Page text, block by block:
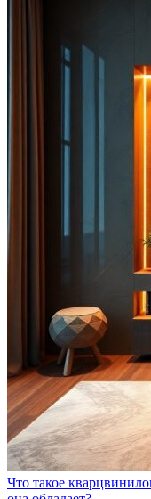
Что такое